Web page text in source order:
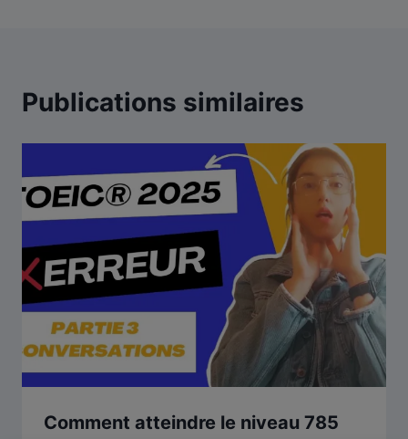
Publications similaires
Comment atteindre le niveau 785